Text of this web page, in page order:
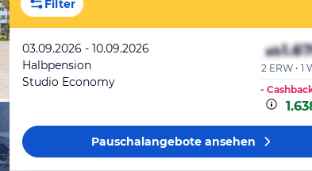
Filter
03.09.2026 - 10.09.2026
Halbpension
Studio Economy
ab
2 ERW • 1
-
Pauschalangeboteansehen